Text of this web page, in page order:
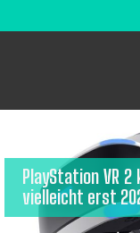
PlayStation VR
vielleicht erst